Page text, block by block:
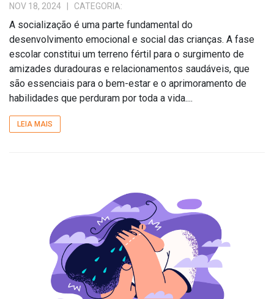
NOV 18, 2024 | CATEGORIA:
A socialização é uma parte fundamental do
desenvolvimento emocional e social das crianças. A fase
escolar constitui um terreno fértil para o surgimento de
amizades duradouras e relacionamentos saudáveis, que
são essenciais para o bem-estar e o aprimoramento de
habilidades que perduram por toda a vida....
LEIA MAIS